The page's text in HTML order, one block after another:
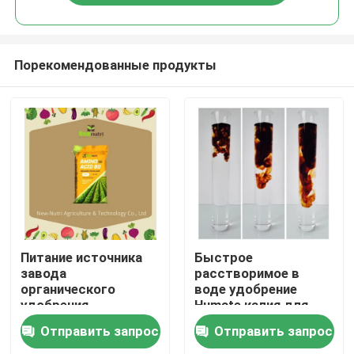
Дома
О Компании
Контакты
Порекомендованные продукты
Питание источника
завода
органического
удобрения
аминокислоты 80%
Отправить запрос
Быстрое
расстворимое в
воде удобрение
Humate калия для
всех урожаев
Отправить запрос